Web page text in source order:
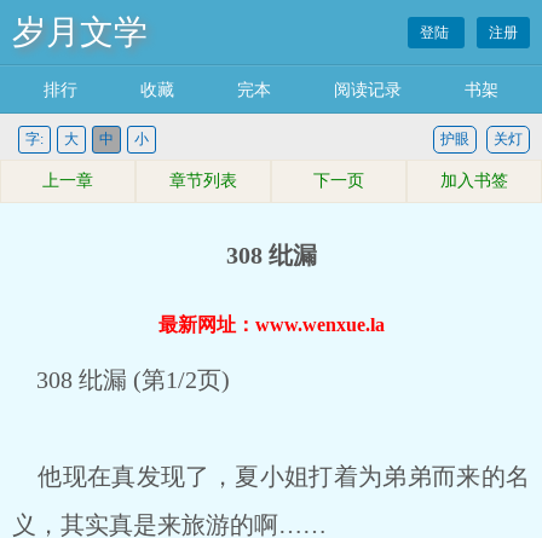
岁月文学 登陆 注册
排行 收藏 完本 阅读记录 书架
字: 大 中 小 关灯
护眼
上一章 章节列表 下一页 加入书签
308 纰漏
最新网址：www.wenxue.la
308 纰漏 (第1/2页)
他现在真发现了，夏小姐打着为弟弟而来的名
义，其实真是来旅游的啊……